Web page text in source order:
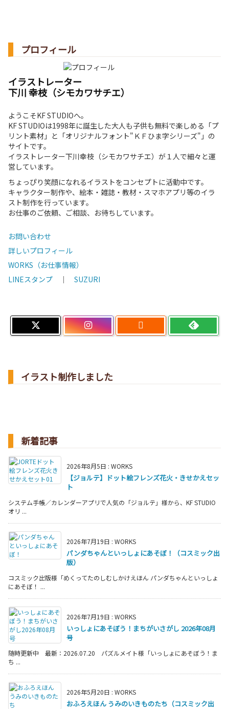
プロフィール
イラストレーター
下川 幸枝（シモカワサチエ）
ようこそKF STUDIOへ。
KF STUDIOは1998年に誕生した大人も子供も無料で楽しめる「プ
リント素材」と「オリジナルフォント"ＫＦひま字シリーズ"」の
サイトです。
イラストレーター下川幸枝（シモカワサチエ）が１人で細々と運
営しています。
ちょっぴり笑顔になれるイラストをコンセプトに活動中です。
キャラクター制作や、絵本・雑誌・教材・スマホアプリ等のイラ
スト制作を行っています。
お仕事のご依頼、ご相談、お待ちしています。
お問い合わせ
詳しいプロフィール
WORKS（お仕事情報）
LINEスタンプ ｜ SUZURI

イラスト制作しました
新着記事
2026年8月5日 : WORKS
【ジョルテ】ドット絵フレンズ花火・きせかえセッ
ト
システム手帳／カレンダーアプリで人気の「ジョルテ」様から、KF STUDIO
オリ ...
2026年7月19日 : WORKS
パンダちゃんといっしょにあそぼ！（コスミック出
版）
コスミック出版様「めくってたのしむしかけえほん パンダちゃんといっしょ
にあそぼ！ ...
2026年7月19日 : WORKS
いっしょにあそぼう！まちがいさがし 2026年08月
号
随時更新中 最新：2026.07.20 パズルメイト様「いっしょにあそぼう！ま
ち ...
2026年5月20日 : WORKS
おふろえほん うみのいきものたち（コスミック出